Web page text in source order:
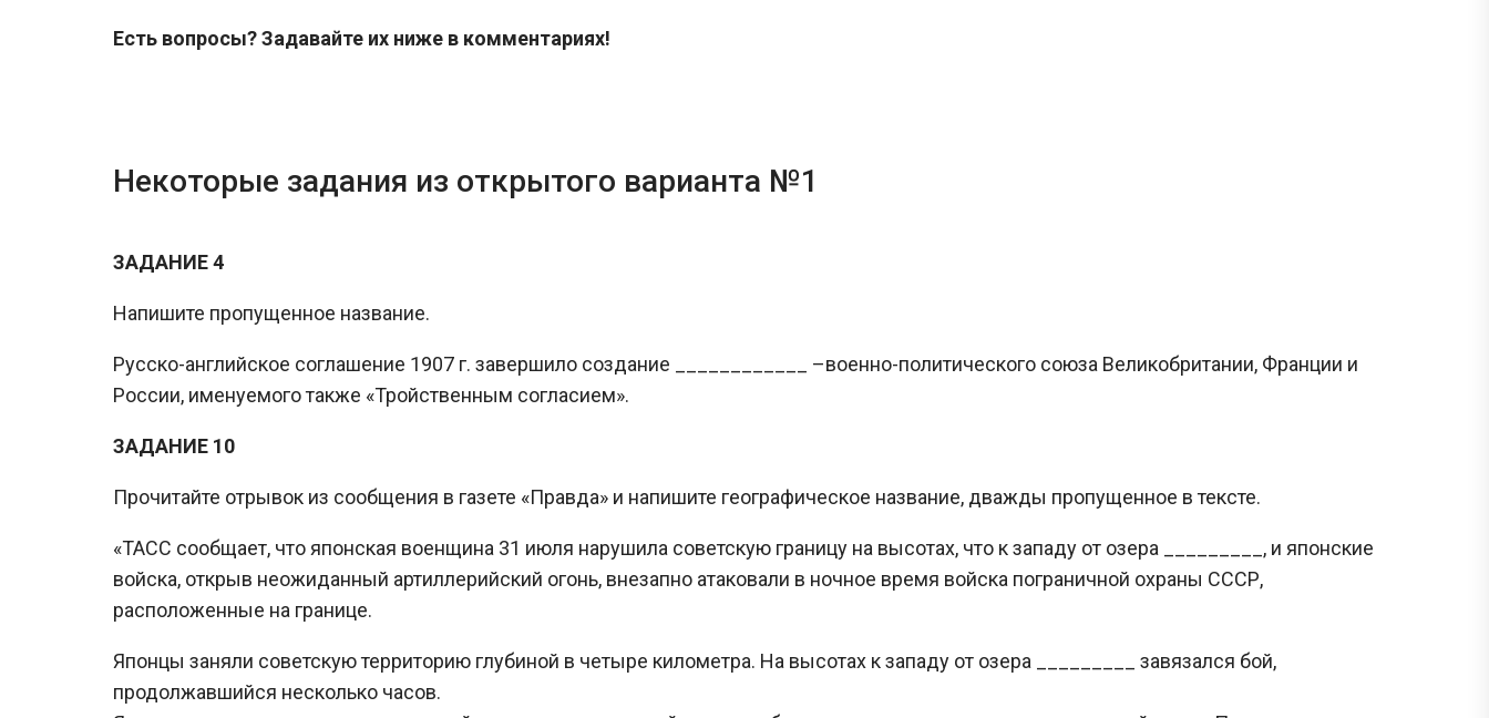
Есть вопросы? Задавайте их ниже в комментариях!
Некоторые задания из открытого варианта №1
ЗАДАНИЕ 4
Напишите пропущенное название.
Русско-английское соглашение 1907 г. завершило создание ____________ –военно-политического союза Великобритании, Франции и
России, именуемого также «Тройственным согласием».
ЗАДАНИЕ 10
Прочитайте отрывок из сообщения в газете «Правда» и напишите географическое название, дважды пропущенное в тексте.
«ТАСС сообщает, что японская военщина 31 июля нарушила советскую границу на высотах, что к западу от озера _________, и японские
войска, открыв неожиданный артиллерийский огонь, внезапно атаковали в ночное время войска пограничной охраны СССР,
расположенные на границе.
Японцы заняли советскую территорию глубиной в четыре километра. На высотах к западу от озера _________ завязался бой,
продолжавшийся несколько часов.